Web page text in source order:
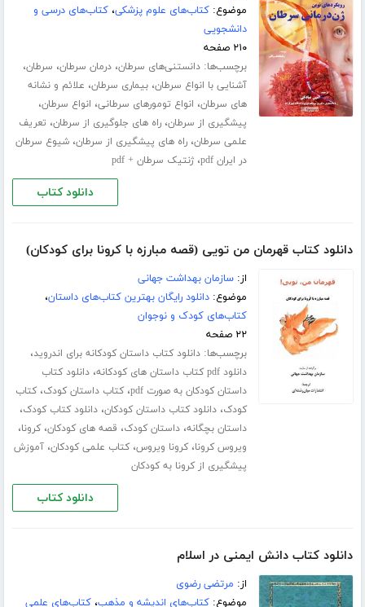
موضوع:کتاب‌های علوم پزشکی،کتاب‌های درسی و
دانشجویی
۲۱۰ صفحه
برچسب‌ها:دانستنی‌های سرطان،درمان سرطان، سرطان،
آشنایی با انواع سرطان،بیماری سرطان، علائم و نشانه
های سرطان، انواع تومورهای سرطانی، انواع سرطان،
پیشگیری از سرطان،راه های جلوگیری از سرطان، تعریف
علمی سرطان،راه های پیشگیری از سرطان،شیوع سرطان
در ایران pdf
،ژنتیک سرطان + pdf
دانلود کتاب
دانلود کتاب قهرمان من تویی (قصه مبارزه با کرونا برای کودکان)
از:سازمان بهداشت جهانی
موضوع:دانلود رایگان بهترین کتاب‌های داستان،
کتاب‌های کودک و نوجوان
۲۲ صفحه
برچسب‌ها:دانلود کتاب داستان کودکانه برای اندروید،
دانلود pdf کتاب داستان های کودکانه ،دانلود کتاب
داستان کودکان به صورت pdf
،کتاب داستان کودک،کتاب
کودک،دانلود کتاب داستان کودکان،دانلود کتاب کودک،
داستان بچگانه،داستان کودک، قصه های کودکان،کرونا،
ویروس کرونا،کرونا ویروس،کتاب علمی کودکان،آموزش
پیشگیری از کرونا به کودکان
دانلود کتاب
دانلود کتاب دانش ایمنی در اسلام
از: مرتضی رضوی
موضوع:کتاب‌های اندیشه و مذهب،کتاب‌های علمی